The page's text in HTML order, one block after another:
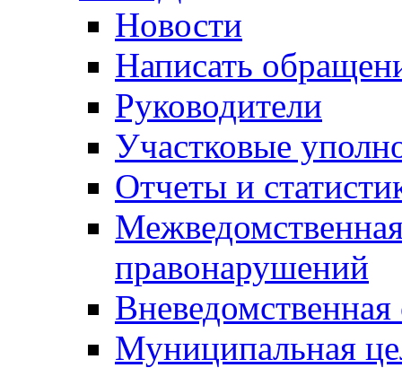
Новости
Написать
Руководители
Участковые
Отчеты и
правонарушений
Вневедомственная
Муниципальная